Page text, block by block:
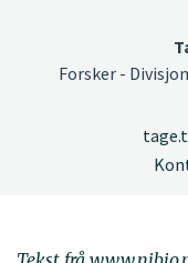
Forsker -